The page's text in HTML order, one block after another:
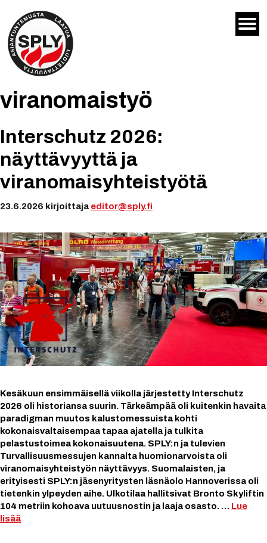
sisältöön
viranomaistyö
Interschutz 2026:
näyttävyyttä ja
viranomaisyhteistyötä
23.6.2026 kirjoittaja editor@sply.fi
Kesäkuun ensimmäisellä viikolla järjestetty Interschutz
2026 oli historiansa suurin. Tärkeämpää oli kuitenkin havaita
paradigman muutos kalustomessuista kohti
kokonaisvaltaisempaa tapaa ajatella ja tulkita
pelastustoimea kokonaisuutena. SPLY:n ja tulevien
Turvallisuusmessujen kannalta huomionarvoista oli
viranomaisyhteistyön näyttävyys. Suomalaisten, ja
erityisesti SPLY:n jäsenyritysten läsnäolo Hannoverissa oli
tietenkin ylpeyden aihe. Ulkotilaa hallitsivat Bronto Skyliftin
104 metriin kohoava uutuusnostin ja laaja osasto. … Lue
lisää